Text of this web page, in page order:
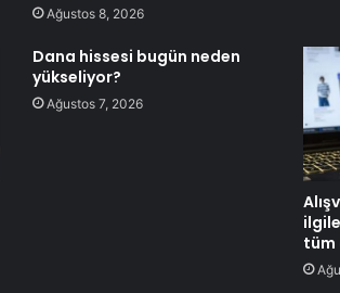
Ağustos 8, 2026
Dana hissesi bugün neden
yükseliyor?
Ağustos 7, 2026
tüm